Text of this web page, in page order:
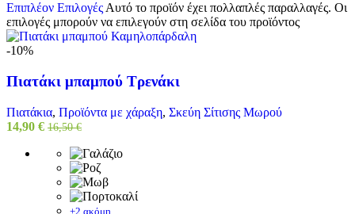
Επιπλέον Επιλογές Αυτό το προϊόν έχει πολλαπλές παραλλαγές. Οι
επιλογές μπορούν να επιλεγούν στη σελίδα του προϊόντος
-10%
Πιατάκι μπαμπού Τρενάκι
Πιατάκια, Προϊόντα με χάραξη, Σκεύη Σίτισης Μωρού
14,90 € 16,50€
+2 ακόμη